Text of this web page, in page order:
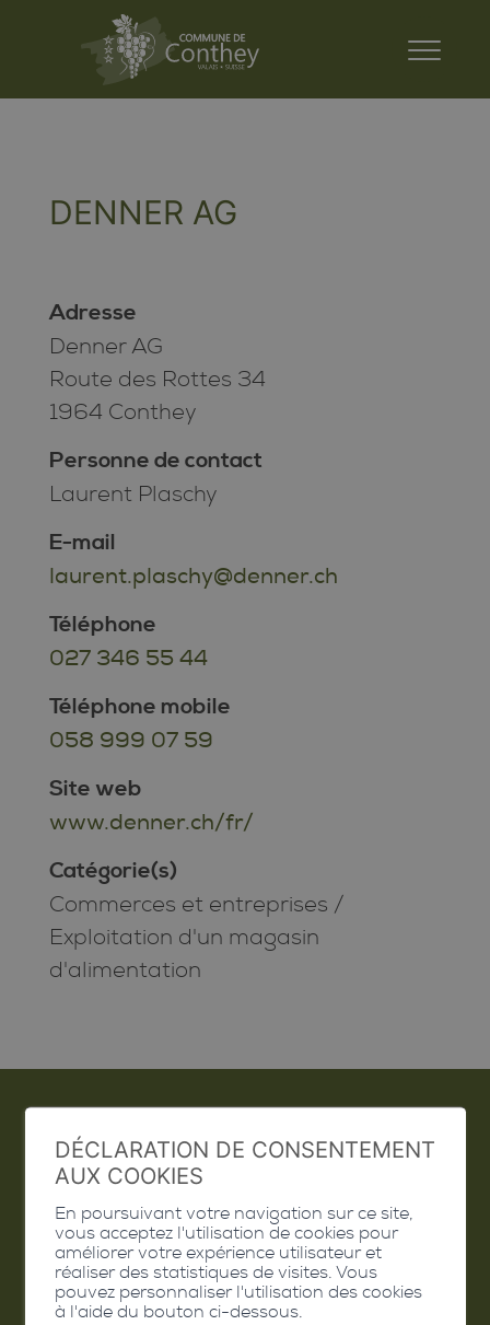
DENNER AG
Adresse
Denner AG
Route des Rottes 34
1964 Conthey
Personne de contact
Laurent Plaschy
E-mail
laurent.plaschy@denner.ch
Téléphone
027 346 55 44
Téléphone mobile
058 999 07 59
Site web
www.denner.ch/fr/
Catégorie(s)
Commerces et entreprises /
Exploitation d'un magasin
d'alimentation
Emploi
Contact
Extranet
Valais Excellence
DÉCLARATION DE CONSENTEMENT
AUX COOKIES
En poursuivant votre navigation sur ce site,
vous acceptez l'utilisation de cookies pour
améliorer votre expérience utilisateur et
réaliser des statistiques de visites. Vous
pouvez personnaliser l'utilisation des cookies
à l'aide du bouton ci-dessous.